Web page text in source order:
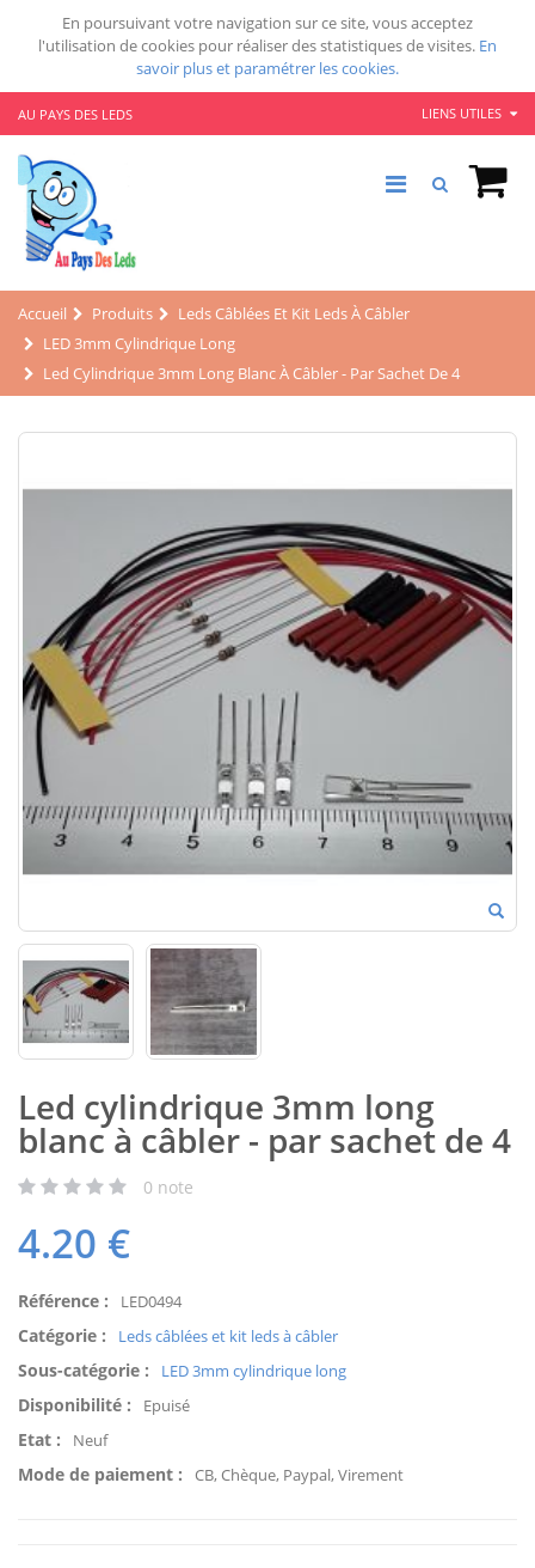
En poursuivant votre navigation sur ce site, vous acceptez
l'utilisation de cookies pour réaliser des statistiques de visites. En
savoir plus et paramétrer les cookies.
AU PAYS DES LEDS LIENS UTILES
Accueil Produits
Leds Câblées Et Kit Leds À Câbler
LED 3mm Cylindrique Long
Led Cylindrique 3mm Long Blanc À Câbler - Par Sachet De 4
Led cylindrique 3mm long
blanc à câbler - par sachet de 4
0 note
4.20 €
Référence : LED0494
Catégorie : Leds câblées et kit leds à câbler
Sous-catégorie : LED 3mm cylindrique long
Disponibilité : Epuisé
Etat : Neuf
Mode de paiement : CB, Chèque, Paypal, Virement